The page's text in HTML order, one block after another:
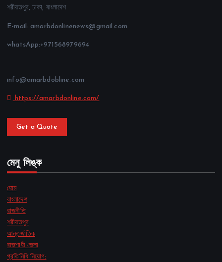
শরীয়তপুর, ঢাকা, বাংলাদেশ
E-mail: amarbdonlinenews@gmail.com
whatsApp:+971568979694
info@amarbdobline.com
https://amarbdonline.com/
Get a Quote
মেনু লিঙ্ক
হোম
বাংলাদেশ
রাজনীতি
শরীয়তপুর
আন্তর্জাতিক
রাজশাহী জেলা
প্রতিনিধি নিয়োগ: